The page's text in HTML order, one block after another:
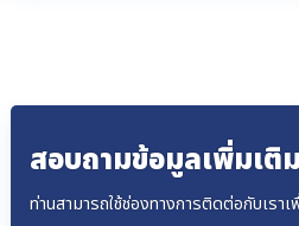
สอบถามข้อมูลเพิ่มเติม
ท่านสามารถใช้ช่องทางการติดต่อกับเรา